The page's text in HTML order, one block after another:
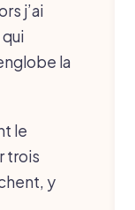
j’ai
la
le
trois
y